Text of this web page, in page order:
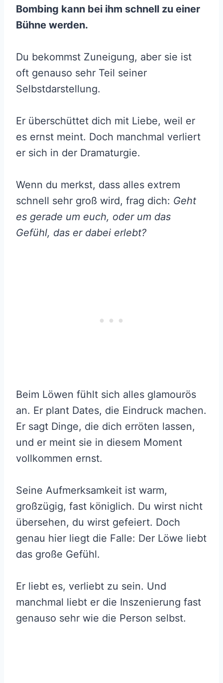
Bombing kann bei ihm schnell zu einer
Bühne werden.
Du bekommst Zuneigung, aber sie ist
oft genauso sehr Teil seiner
Selbstdarstellung.
Er überschüttet dich mit Liebe, weil er
es ernst meint. Doch manchmal verliert
er sich in der Dramaturgie.
Wenn du merkst, dass alles extrem
schnell sehr groß wird, frag dich: Geht
es gerade um euch, oder um das
Gefühl, das er dabei erlebt?
Beim Löwen fühlt sich alles glamourös
an. Er plant Dates, die Eindruck machen.
Er sagt Dinge, die dich erröten lassen,
und er meint sie in diesem Moment
vollkommen ernst.
Seine Aufmerksamkeit ist warm,
großzügig, fast königlich. Du wirst nicht
übersehen, du wirst gefeiert. Doch
genau hier liegt die Falle: Der Löwe liebt
das große Gefühl.
Er liebt es, verliebt zu sein. Und
manchmal liebt er die Inszenierung fast
genauso sehr wie die Person selbst.